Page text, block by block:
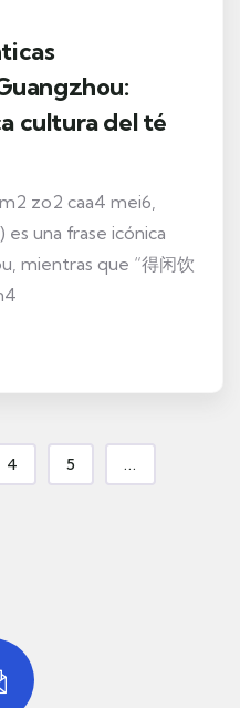
cultura del té
zo2 caa4 mei6,
es una frase icónica
mientras que “得闲饮
4 5 ...